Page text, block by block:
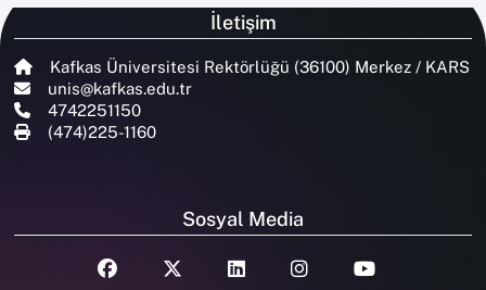
İletişim
Kafkas Üniversitesi Rektörlüğü (36100) Merkez / KARS
unis@kafkas.edu.tr
4742251150
(474)225-1160
Sosyal Media